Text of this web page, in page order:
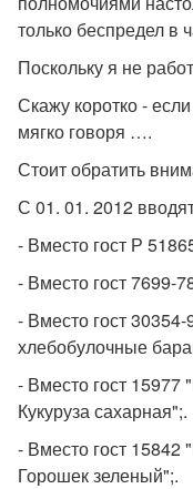
только беспредел в
Поскольку я не
Скажу коротко -
мягко говоря ….
Стоит обратить
С 01. 01. 2012
- Вместо гост Р
- Вместо гост 7699-
- Вместо гост
хлебобулочные
- Вместо гост 15977
Кукуруза сахарная";.
- Вместо гост
Горошек зеленый";.